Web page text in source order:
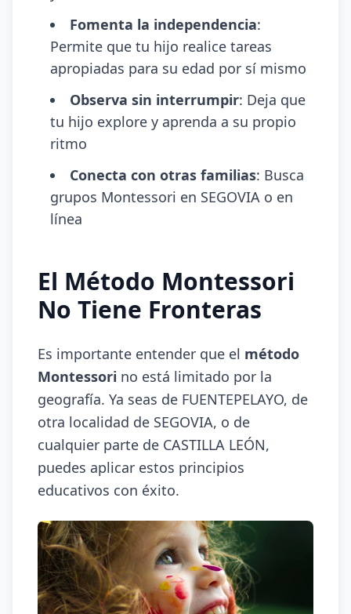
Fomenta la independencia:
Permite que tu hijo realice tareas
apropiadas para su edad por sí mismo
Observa sin interrumpir: Deja que
tu hijo explore y aprenda a su propio
ritmo
Conecta con otras familias: Busca
grupos Montessori en SEGOVIA o en
línea
El Método Montessori
No Tiene Fronteras
Es importante entender que el método
Montessori no está limitado por la
geografía. Ya seas de FUENTEPELAYO, de
otra localidad de SEGOVIA, o de
cualquier parte de CASTILLA LEÓN,
puedes aplicar estos principios
educativos con éxito.